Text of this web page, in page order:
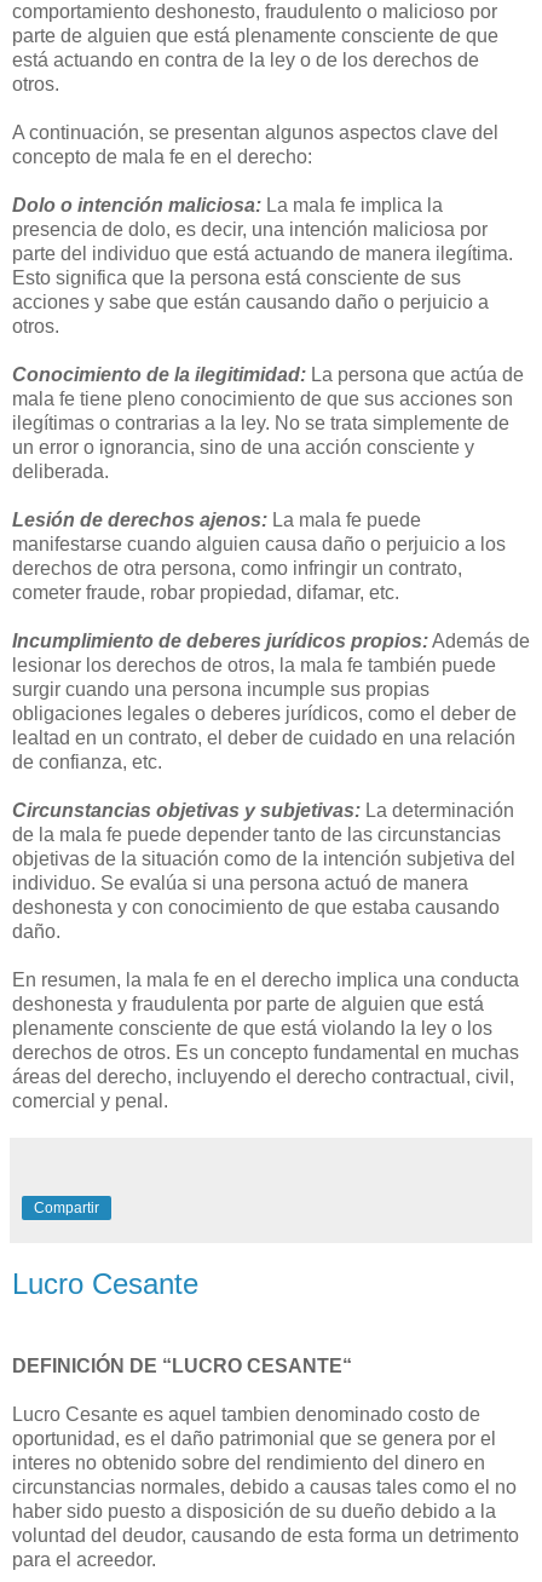
comportamiento deshonesto, fraudulento o malicioso por
parte de alguien que está plenamente consciente de que
está actuando en contra de la ley o de los derechos de
otros.
A continuación, se presentan algunos aspectos clave del
concepto de mala fe en el derecho:
Dolo o intención maliciosa: La mala fe implica la
presencia de dolo, es decir, una intención maliciosa por
parte del individuo que está actuando de manera ilegítima.
Esto significa que la persona está consciente de sus
acciones y sabe que están causando daño o perjuicio a
otros.
Conocimiento de la ilegitimidad: La persona que actúa de
mala fe tiene pleno conocimiento de que sus acciones son
ilegítimas o contrarias a la ley. No se trata simplemente de
un error o ignorancia, sino de una acción consciente y
deliberada.
Lesión de derechos ajenos: La mala fe puede
manifestarse cuando alguien causa daño o perjuicio a los
derechos de otra persona, como infringir un contrato,
cometer fraude, robar propiedad, difamar, etc.
Incumplimiento de deberes jurídicos propios:Además de
lesionar los derechos de otros, la mala fe también puede
surgir cuando una persona incumple sus propias
obligaciones legales o deberes jurídicos, como el deber de
lealtad en un contrato, el deber de cuidado en una relación
de confianza, etc.
Circunstancias objetivas y subjetivas: La determinación
de la mala fe puede depender tanto de las circunstancias
objetivas de la situación como de la intención subjetiva del
individuo. Se evalúa si una persona actuó de manera
deshonesta y con conocimiento de que estaba causando
daño.
En resumen, la mala fe en el derecho implica una conducta
deshonesta y fraudulenta por parte de alguien que está
plenamente consciente de que está violando la ley o los
derechos de otros. Es un concepto fundamental en muchas
áreas del derecho, incluyendo el derecho contractual, civil,
comercial y penal.
Compartir
Lucro Cesante
DEFINICIÓN DE “LUCRO CESANTE“
Lucro Cesante es aquel tambien denominado costo de
oportunidad, es el daño patrimonial que se genera por el
interes no obtenido sobre del rendimiento del dinero en
circunstancias normales, debido a causas tales como el no
haber sido puesto a disposición de su dueño debido a la
voluntad del deudor, causando de esta forma un detrimento
para el acreedor.